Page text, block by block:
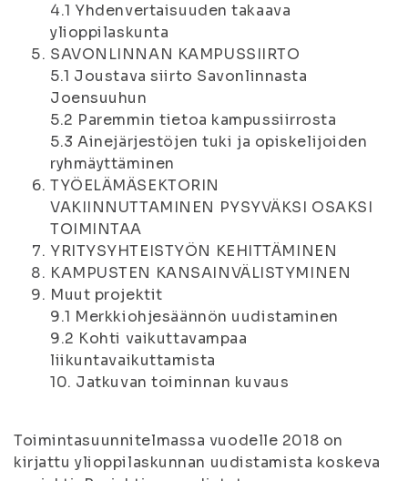
4.1 Yhdenvertaisuuden takaava
ylioppilaskunta
SAVONLINNAN KAMPUSSIIRTO
5.1 Joustava siirto Savonlinnasta
Joensuuhun
5.2 Paremmin tietoa kampussiirrosta
5.3 Ainejärjestöjen tuki ja opiskelijoiden
ryhmäyttäminen
TYÖELÄMÄSEKTORIN
VAKIINNUTTAMINEN PYSYVÄKSI OSAKSI
TOIMINTAA
YRITYSYHTEISTYÖN KEHITTÄMINEN
KAMPUSTEN KANSAINVÄLISTYMINEN
Muut projektit
9.1 Merkkiohjesäännön uudistaminen
9.2 Kohti vaikuttavampaa
liikuntavaikuttamista
10. Jatkuvan toiminnan kuvaus
Toimintasuunnitelmassa vuodelle 2018 on
kirjattu ylioppilaskunnan uudistamista koskeva